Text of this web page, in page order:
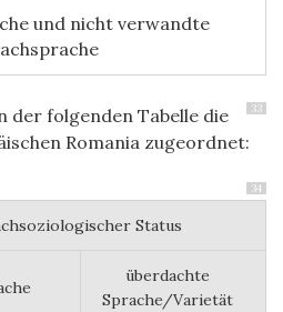
und nicht verwandte
33
der folgenden Tabelle die
Romania zugeordnet:
34
Status
überdachte
Sprache/Varietät